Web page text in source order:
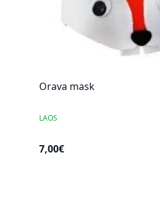
Orava mask
LAOS
7,00€